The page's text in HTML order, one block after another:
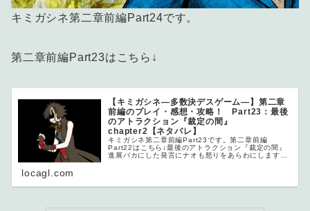
キミガシネ第二章前編Part24です。
第二章前編Part23はこちら↓
【キミガシネ―多数決デスゲーム―】第二章
前編のプレイ・感想・攻略！ Part23：最後
のアトラクション『裁定の間』
chapter2【ネタバレ】
キミガシネ第二章前編Part23です。第二章前編
Part22はこちら↓最後のアトラクション『裁定の間』
進展バカにした発言にナオも怒りをあらわにします
locagl.com